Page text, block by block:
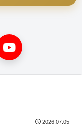
2026.07.05